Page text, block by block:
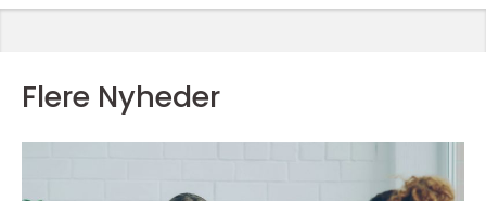
Flere Nyheder